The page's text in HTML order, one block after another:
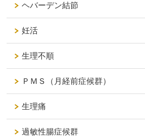
ヘバーデン結節
妊活
生理不順
ＰＭＳ（月経前症候群）
生理痛
過敏性腸症候群